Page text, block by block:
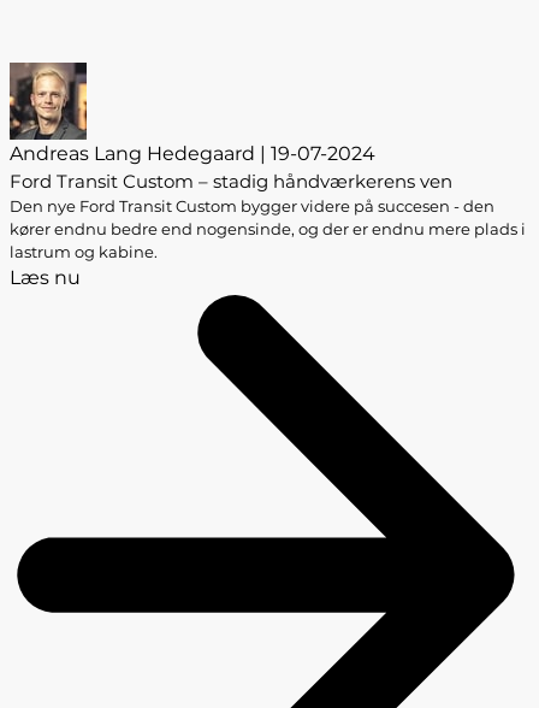
Andreas Lang Hedegaard | 19-07-2024
Ford Transit Custom – stadig håndværkerens ven
Den nye Ford Transit Custom bygger videre på succesen - den
kører endnu bedre end nogensinde, og der er endnu mere plads i
lastrum og kabine.
Læs nu